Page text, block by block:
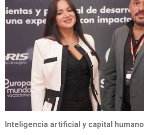
Inteligencia artificial y capital humano